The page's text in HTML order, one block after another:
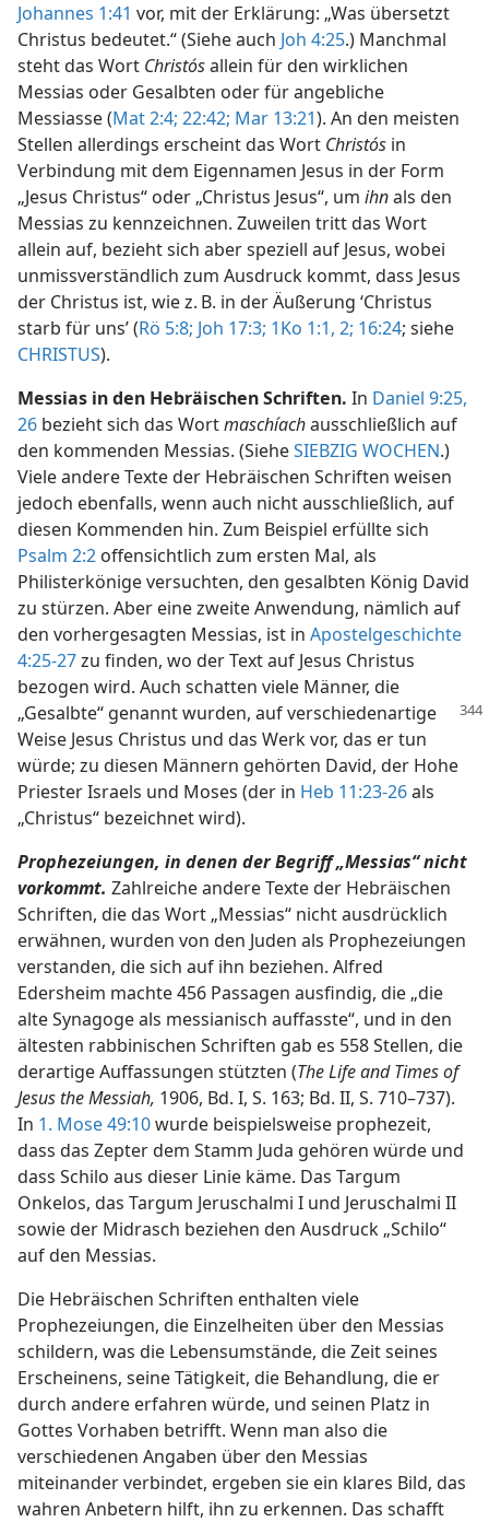
Johannes 1:41 vor, mit der Erklärung: „Was übersetzt
Christus bedeutet.“ (Siehe auch Joh 4:25.) Manchmal
steht das Wort Christósallein für den wirklichen
Messias oder Gesalbten oder für angebliche
Messiasse (Mat 2:4; 22:42; Mar 13:21). An den meisten
Stellen allerdings erscheint das Wort Christós in
Verbindung mit dem Eigennamen Jesus in der Form
„Jesus Christus“ oder „Christus Jesus“, um ihnals den
Messias zu kennzeichnen. Zuweilen tritt das Wort
allein auf, bezieht sich aber speziell auf Jesus, wobei
unmissverständlich zum Ausdruck kommt, dass Jesus
der Christus ist, wie z. B. in der Äußerung ‘Christus
starb für uns’ (Rö 5:8; Joh 17:3; 1Ko 1:1, 2; 16:24; siehe
CHRISTUS).
Messias in den Hebräischen Schriften. In Daniel 9:25,
26 bezieht sich das Wortmaschíachausschließlich auf
den kommenden Messias. (SieheSIEBZIG WOCHEN.)
Viele andere Texte der Hebräischen Schriften weisen
jedoch ebenfalls, wenn auch nicht ausschließlich, auf
diesen Kommenden hin. Zum Beispiel erfüllte sich
Psalm 2:2 offensichtlich zum ersten Mal, als
Philisterkönige versuchten, den gesalbten König David
zu stürzen. Aber eine zweite Anwendung, nämlich auf
den vorhergesagten Messias, ist in Apostelgeschichte
4:25-27zu finden, wo der Text auf Jesus Christus
bezogen wird. Auch schatten viele Männer, die
„Gesalbte“ genanntwurden, auf verschiedenartige
Weise Jesus Christus und das Werk vor, das er tun
würde; zu diesen Männern gehörten David, der Hohe
Priester Israels und Moses (der in Heb 11:23-26als
„Christus“ bezeichnet wird).
Prophezeiungen, in denen der Begriff „Messias“ nicht
vorkommt. Zahlreiche andere Texte der Hebräischen
Schriften, die das Wort „Messias“ nicht ausdrücklich
erwähnen, wurden von den Juden als Prophezeiungen
verstanden, die sich auf ihn beziehen. Alfred
Edersheim machte 456 Passagen ausfindig, die „die
alte Synagoge als messianisch auffasste“, und in den
ältesten rabbinischen Schriften gab es 558 Stellen, die
derartige Auffassungen stützten (The Life and Times of
Jesus the Messiah, 1906, Bd. I, S. 163; Bd. II, S. 710–737).
In 1. Mose 49:10wurde beispielsweise prophezeit,
dass das Zepter dem Stamm Juda gehören würde und
dass Schilo aus dieser Linie käme. Das Targum
Onkelos, das Targum Jeruschalmi I und Jeruschalmi II
sowie der Midrasch beziehen den Ausdruck „Schilo“
auf den Messias.
Die Hebräischen Schriften enthalten viele
Prophezeiungen, die Einzelheiten über den Messias
schildern, was die Lebensumstände, die Zeit seines
Erscheinens, seine Tätigkeit, die Behandlung, die er
durch andere erfahren würde, und seinen Platz in
Gottes Vorhaben betrifft. Wenn man also die
verschiedenen Angaben über den Messias
miteinander verbindet, ergeben sie ein klares Bild, das
wahren Anbetern hilft, ihn zu erkennen. Das schafft